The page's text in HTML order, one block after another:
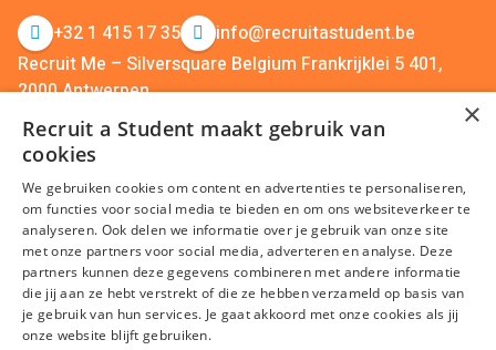
+32 1 415 17 35
info@recruitastudent.be
Recruit Me – Silversquare Belgium Frankrijklei 5 401,
2000 Antwerpen
Recruit Me – Silversquare North Belgium Koning Albert II
Laan 4, 1000 Brussel
Algemene voorwaarden
Disclaimer
×
Recruit a Student maakt gebruik van
cookies
We gebruiken cookies om content en advertenties te personaliseren,
om functies voor social media te bieden en om ons websiteverkeer te
analyseren. Ook delen we informatie over je gebruik van onze site
met onze partners voor social media, adverteren en analyse. Deze
partners kunnen deze gegevens combineren met andere informatie
die jij aan ze hebt verstrekt of die ze hebben verzameld op basis van
je gebruik van hun services. Je gaat akkoord met onze cookies als jij
onze website blijft gebruiken.